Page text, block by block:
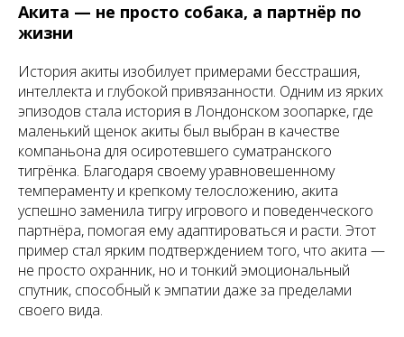
Акита — не просто собака, а партнёр по
жизни
История акиты изобилует примерами бесстрашия,
интеллекта и глубокой привязанности. Одним из ярких
эпизодов стала история в Лондонском зоопарке, где
маленький щенок акиты был выбран в качестве
компаньона для осиротевшего суматранского
тигрёнка. Благодаря своему уравновешенному
темпераменту и крепкому телосложению, акита
успешно заменила тигру игрового и поведенческого
партнёра, помогая ему адаптироваться и расти. Этот
пример стал ярким подтверждением того, что акита —
не просто охранник, но и тонкий эмоциональный
спутник, способный к эмпатии даже за пределами
своего вида.